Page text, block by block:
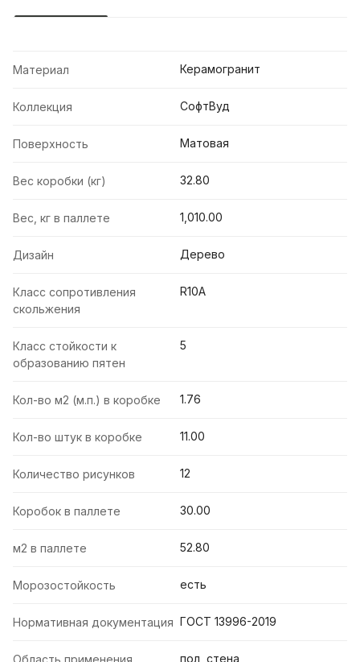
Материал Керамогранит
Коллекция СофтВуд
Поверхность Матовая
Вес коробки (кг) 32.80
Вес, кг в паллете 1,010.00
Дизайн Дерево
Класс сопротивления
скольжения
R10A
Класс стойкости к
образованию пятен
5
Кол-во м2 (м.п.) в коробке 1.76
Кол-во штук в коробке 11.00
Количество рисунков 12
Коробок в паллете 30.00
м2 в паллете 52.80
Морозостойкость есть
Нормативная документация ГОСТ 13996-2019
пол, стена